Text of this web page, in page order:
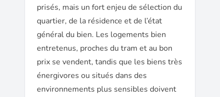
prisés, mais un fort enjeu de sélection du
quartier, de la résidence et de l’état
général du bien. Les logements bien
entretenus, proches du tram et au bon
prix se vendent, tandis que les biens très
énergivores ou situés dans des
environnements plus sensibles doivent